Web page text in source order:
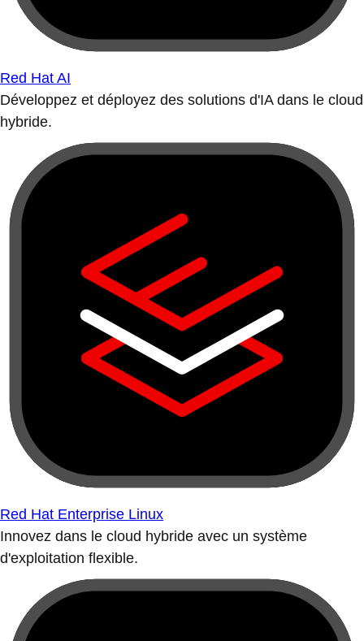
Red Hat AI
Développez et déployez des solutions d'IA dans le cloud
hybride.
Red Hat Enterprise Linux
Innovez dans le cloud hybride avec un système
d'exploitation flexible.